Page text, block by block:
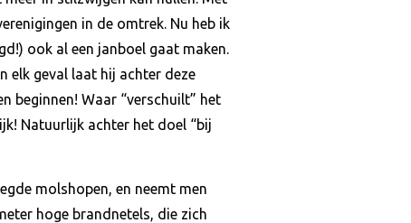
in de omtrek. Nu heb ik
ook al een janboel gaat maken.
elk geval laat hij achter deze
beginnen! Waar “verschuilt” het
Natuurlijk achter het doel “bij
molshopen, en neemt men
hoge brandnetels, die zich